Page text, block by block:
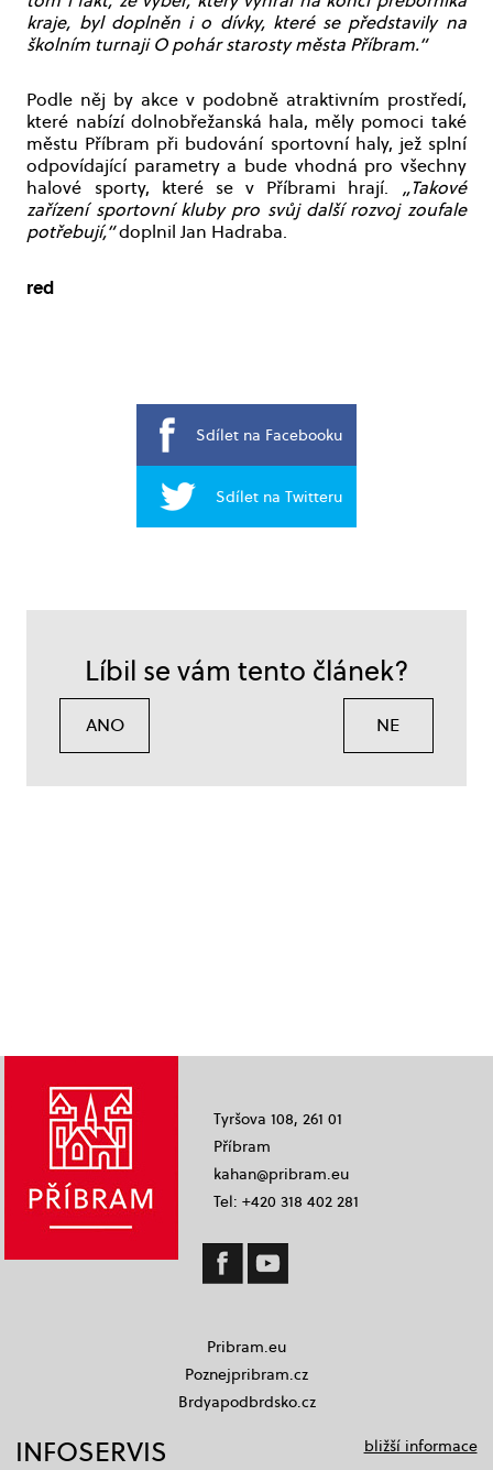
kraje, byl doplněn i o dívky, které se představily na
školním turnaji O pohár starosty města Příbram.“
Podle něj by akce v podobně atraktivním prostředí,
které nabízí dolnobřežanská hala, měly pomoci také
městu Příbram při budování sportovní haly, jež splní
odpovídající parametry a bude vhodná pro všechny
halové sporty, které se v Příbrami hrají. „Takové
zařízení sportovní kluby pro svůj další rozvoj zoufale
potřebují,“doplnil Jan Hadraba.
red
Sdílet na Facebooku
Sdílet na Twitteru
Líbil se vám tento článek?
ANO NE
Tyršova 108, 261 01
Příbram
kahan@pribram.eu
Tel: +420 318 402 281
Pribram.eu
Poznejpribram.cz
Brdyapodbrdsko.cz
INFOSERVIS bližší informace